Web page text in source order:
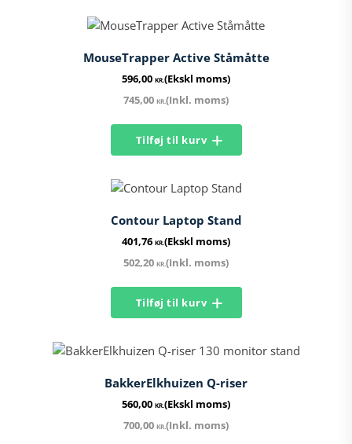
MouseTrapper Active Ståmåtte
596,00 KR.(Ekskl moms)
745,00 KR.(Inkl. moms)
Tilføj til kurv
Contour Laptop Stand
401,76 KR.(Ekskl moms)
502,20 KR.(Inkl. moms)
Tilføj til kurv
BakkerElkhuizen Q-riser
560,00 KR.(Ekskl moms)
700,00 KR.(Inkl. moms)